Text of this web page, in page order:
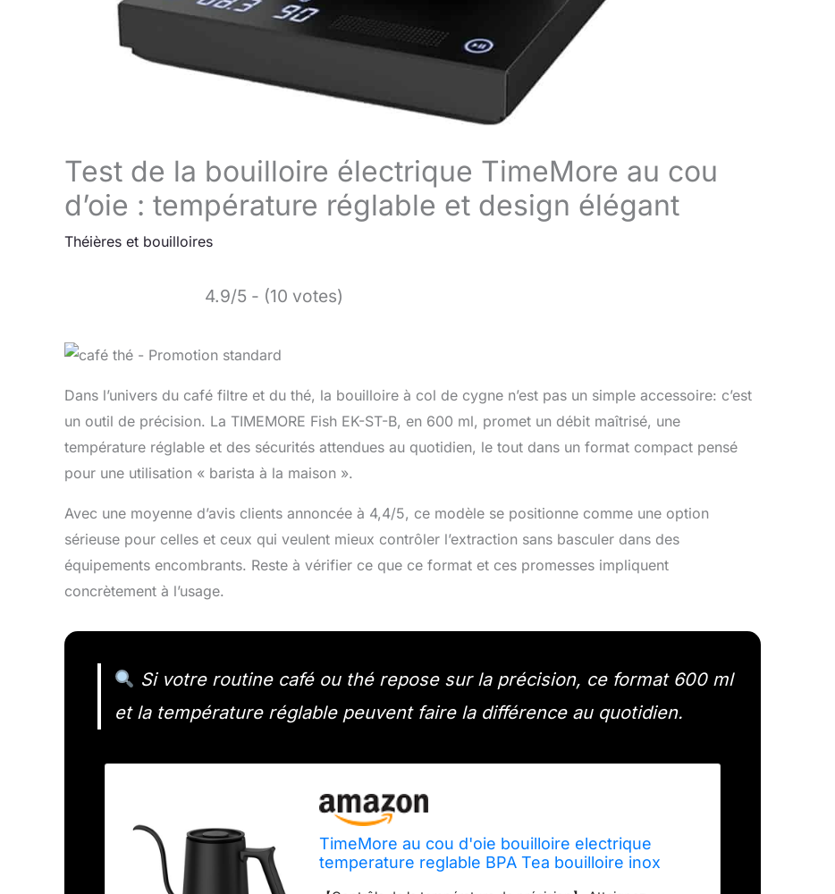
Test de la bouilloire électrique TimeMore au cou
d’oie : température réglable et design élégant
Théières et bouilloires
4.9/5 - (10 votes)
Dans l’univers du café filtre et du thé, la bouilloire à col de cygne n’est pas un simple accessoire: c’est
un outil de précision. La TIMEMORE Fish EK-ST-B, en 600 ml, promet un débit maîtrisé, une
température réglable et des sécurités attendues au quotidien, le tout dans un format compact pensé
pour une utilisation « barista à la maison ».
Avec une moyenne d’avis clients annoncée à 4,4/5, ce modèle se positionne comme une option
sérieuse pour celles et ceux qui veulent mieux contrôler l’extraction sans basculer dans des
équipements encombrants. Reste à vérifier ce que ce format et ces promesses impliquent
concrètement à l’usage.
Si votre routine café ou thé repose sur la précision, ce format 600 ml
et la température réglable peuvent faire la différence au quotidien.
TimeMore au cou d'oie bouilloire electrique
temperature reglable BPA Tea bouilloire inox